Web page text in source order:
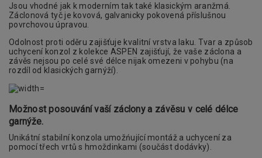
Jsou vhodné jak k moderním tak také klasickým aranžmá.
Záclonová tyč je kovová, galvanicky pokovená příslušnou
povrchovou úpravou.
Odolnost proti oděru zajišťuje kvalitní vrstva laku. Tvar a způsob
uchycení konzol z kolekce ASPEN zajišťují, že vaše záclona a
závěs nejsou po celé své délce nijak omezeni v pohybu (na
rozdíl od klasických garnýží).
Možnost posouvání vaší záclony a závěsu v celé délce
garnýže.
Unikátní stabilní konzola umožńující montáž a uchycení za
pomocí třech vrtů s hmoždinkami (součást dodávky).